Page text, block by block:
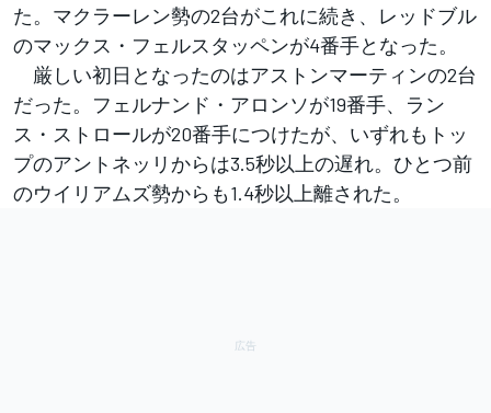
た。マクラーレン勢の2台がこれに続き、レッドブル
のマックス・フェルスタッペンが4番手となった。
厳しい初日となったのはアストンマーティンの2台
だった。フェルナンド・アロンソが19番手、ラン
ス・ストロールが20番手につけたが、いずれもトッ
プのアントネッリからは3.5秒以上の遅れ。ひとつ前
のウイリアムズ勢からも1.4秒以上離された。